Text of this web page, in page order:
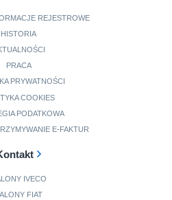
REJESTROWE
HISTORIA
PRACA
PRYWATNOŚCI
COOKIES
PODATKOWA
E-FAKTUR
IVECO
FIAT